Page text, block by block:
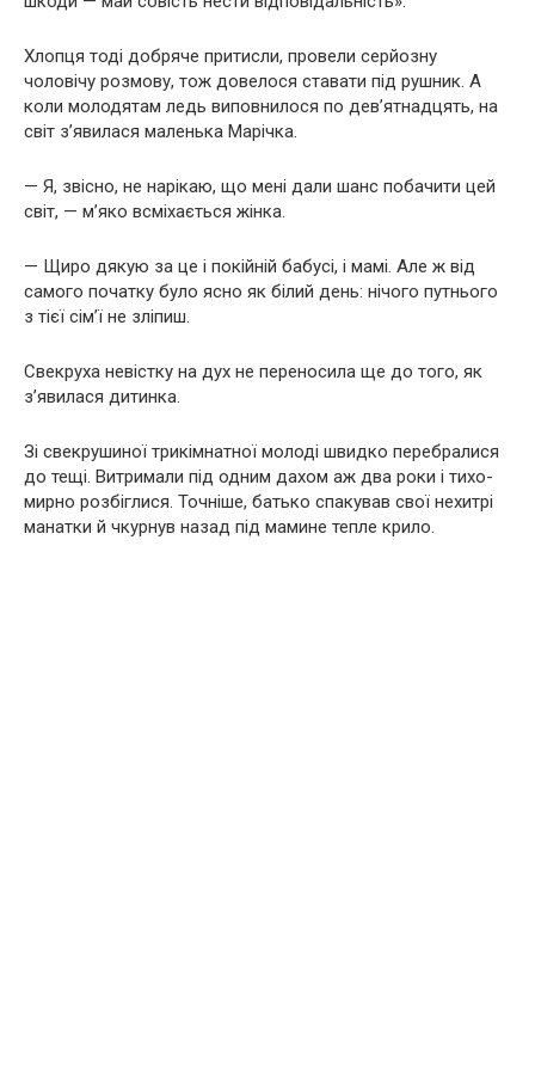
Хлопця тоді добряче притисли, провели серйозну
чоловічу розмову, тож довелося ставати під рушник. А
коли молодятам ледь виповнилося по дев’ятнадцять, на
світ з’явилася маленька Марічка.
— Я, звісно, не нарікаю, що мені дали шанс побачити цей
світ, — м’яко всміхається жінка.
— Щиро дякую за це і покійній бабусі, і мамі. Але ж від
самого початку було ясно як білий день: нічого путнього
з тієї сім’ї не зліпиш.
Свекруха невістку на дух не переносила ще до того, як
з’явилася дитинка.
Зі свекрушиної трикімнатної молоді швидко перебралися
до тещі. Витримали під одним дахом аж два роки і тихо-
мирно розбіглися. Точніше, батько спакував свої нехитрі
манатки й чкурнув назад під мамине тепле крило.